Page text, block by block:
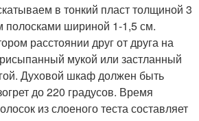
в тонкий пласт толщиной 3
шириной 1-1,5 см.
расстоянии друг от друга на
мукой или застланный
Духовой шкаф должен быть
до 220 градусов. Время
из слоеного теста составляет